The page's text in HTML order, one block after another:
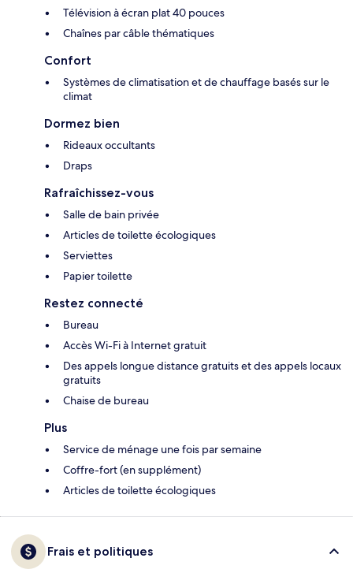
Télévision à écran plat 40 pouces
Chaînes par câble thématiques
Confort
Systèmes de climatisation et de chauffage basés sur le
climat
Dormez bien
Rideaux occultants
Draps
Rafraîchissez-vous
Salle de bain privée
Articles de toilette écologiques
Serviettes
Papier toilette
Restez connecté
Bureau
Accès Wi-Fi à Internet gratuit
Des appels longue distance gratuits et des appels locaux
gratuits
Chaise de bureau
Plus
Service de ménage une fois par semaine
Coffre-fort (en supplément)
Articles de toilette écologiques
Frais et politiques